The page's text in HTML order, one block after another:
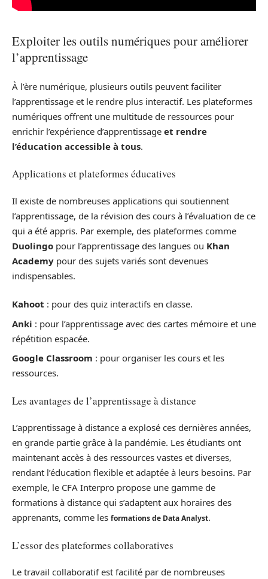
Exploiter les outils numériques pour améliorer
l’apprentissage
À l’ère numérique, plusieurs outils peuvent faciliter
l’apprentissage et le rendre plus interactif. Les plateformes
numériques offrent une multitude de ressources pour
enrichir l’expérience d’apprentissage et rendre
l’éducation accessible à tous.
Applications et plateformes éducatives
Il existe de nombreuses applications qui soutiennent
l’apprentissage, de la révision des cours à l’évaluation de ce
qui a été appris. Par exemple, des plateformes comme
Duolingo pour l’apprentissage des langues ou Khan
Academy pour des sujets variés sont devenues
indispensables.
Kahoot : pour des quiz interactifs en classe.
Anki : pour l’apprentissage avec des cartes mémoire et une
répétition espacée.
Google Classroom : pour organiser les cours et les
ressources.
Les avantages de l’apprentissage à distance
L’apprentissage à distance a explosé ces dernières années,
en grande partie grâce à la pandémie. Les étudiants ont
maintenant accès à des ressources vastes et diverses,
rendant l’éducation flexible et adaptée à leurs besoins. Par
exemple, le CFA Interpro propose une gamme de
formations à distance qui s’adaptent aux horaires des
apprenants, comme les formations de Data Analyst.
L’essor des plateformes collaboratives
Le travail collaboratif est facilité par de nombreuses